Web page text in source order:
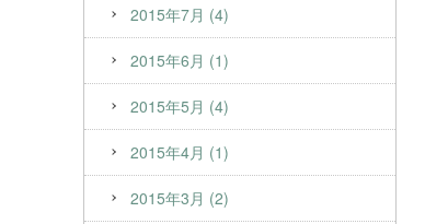
2015年7月 (4)
2015年6月 (1)
2015年5月 (4)
2015年4月 (1)
2015年3月 (2)